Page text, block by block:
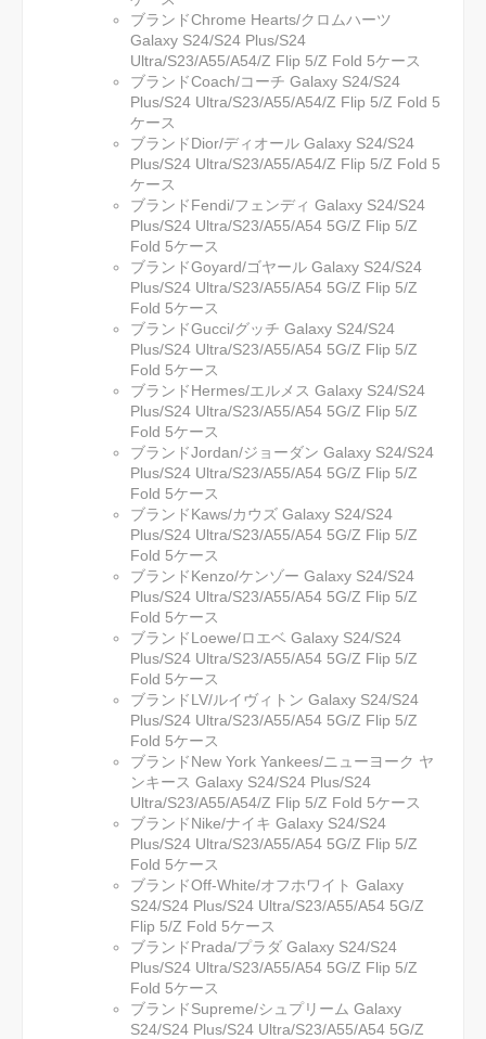
ブランドChrome Hearts/クロムハーツ
Galaxy S24/S24 Plus/S24
Ultra/S23/A55/A54/Z Flip 5/Z Fold 5ケース
ブランドCoach/コーチ Galaxy S24/S24
Plus/S24 Ultra/S23/A55/A54/Z Flip 5/Z Fold 5
ケース
ブランドDior/ディオール Galaxy S24/S24
Plus/S24 Ultra/S23/A55/A54/Z Flip 5/Z Fold 5
ケース
ブランドFendi/フェンディ Galaxy S24/S24
Plus/S24 Ultra/S23/A55/A54 5G/Z Flip 5/Z
Fold 5ケース
ブランドGoyard/ゴヤール Galaxy S24/S24
Plus/S24 Ultra/S23/A55/A54 5G/Z Flip 5/Z
Fold 5ケース
ブランドGucci/グッチ Galaxy S24/S24
Plus/S24 Ultra/S23/A55/A54 5G/Z Flip 5/Z
Fold 5ケース
ブランドHermes/エルメス Galaxy S24/S24
Plus/S24 Ultra/S23/A55/A54 5G/Z Flip 5/Z
Fold 5ケース
ブランドJordan/ジョーダン Galaxy S24/S24
Plus/S24 Ultra/S23/A55/A54 5G/Z Flip 5/Z
Fold 5ケース
ブランドKaws/カウズ Galaxy S24/S24
Plus/S24 Ultra/S23/A55/A54 5G/Z Flip 5/Z
Fold 5ケース
ブランドKenzo/ケンゾー Galaxy S24/S24
Plus/S24 Ultra/S23/A55/A54 5G/Z Flip 5/Z
Fold 5ケース
ブランドLoewe/ロエベ Galaxy S24/S24
Plus/S24 Ultra/S23/A55/A54 5G/Z Flip 5/Z
Fold 5ケース
ブランドLV/ルイヴィトン Galaxy S24/S24
Plus/S24 Ultra/S23/A55/A54 5G/Z Flip 5/Z
Fold 5ケース
ブランドNew York Yankees/ニューヨーク ヤ
ンキース Galaxy S24/S24 Plus/S24
Ultra/S23/A55/A54/Z Flip 5/Z Fold 5ケース
ブランドNike/ナイキ Galaxy S24/S24
Plus/S24 Ultra/S23/A55/A54 5G/Z Flip 5/Z
Fold 5ケース
ブランドOff-White/オフホワイト Galaxy
S24/S24 Plus/S24 Ultra/S23/A55/A54 5G/Z
Flip 5/Z Fold 5ケース
ブランドPrada/プラダ Galaxy S24/S24
Plus/S24 Ultra/S23/A55/A54 5G/Z Flip 5/Z
Fold 5ケース
ブランドSupreme/シュプリーム Galaxy
S24/S24 Plus/S24 Ultra/S23/A55/A54 5G/Z